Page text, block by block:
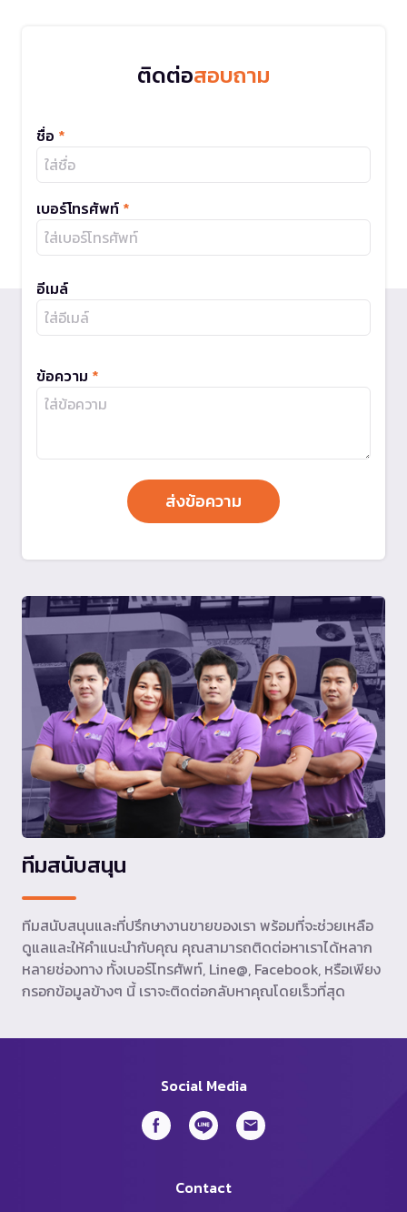
ติดต่อสอบถาม
ชื่อ *
เบอร์โทรศัพท์ *
อีเมล์
ข้อความ *
ทีมสนับสนุน
ทีมสนับสนุนและที่ปรึกษางานขายของเรา พร้อมที่จะช่วยเหลือ
ดูแลและให้คำแนะนำกับคุณ คุณสามารถติดต่อหาเราได้หลาก
หลายช่องทาง ทั้งเบอร์โทรศัพท์, Line@, Facebook, หรือเพียง
กรอกข้อมูลข้างๆ นี้ เราจะติดต่อกลับหาคุณโดยเร็วที่สุด
Social Media
Contact